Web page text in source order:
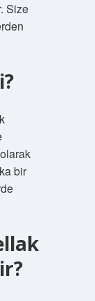
Size
bir